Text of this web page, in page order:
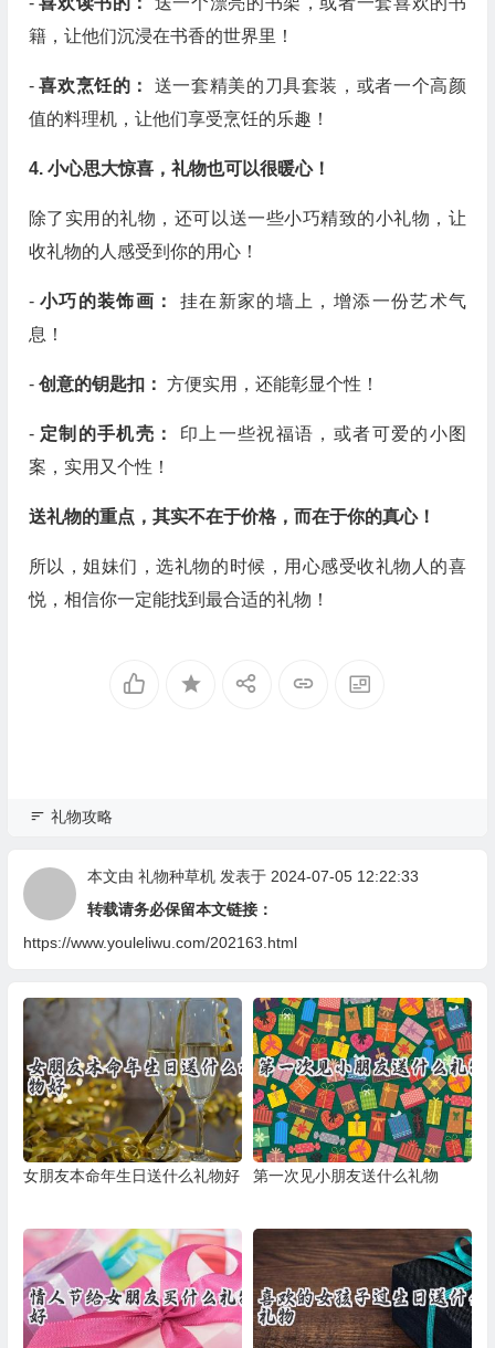
籍，让他们沉浸在书香的世界里！
-喜欢烹饪的： 送一套精美的刀具套装，或者一个高颜
值的料理机，让他们享受烹饪的乐趣！
4. 小心思大惊喜，礼物也可以很暖心！
除了实用的礼物，还可以送一些小巧精致的小礼物，让
收礼物的人感受到你的用心！
- 小巧的装饰画： 挂在新家的墙上，增添一份艺术气
息！
- 创意的钥匙扣： 方便实用，还能彰显个性！
- 定制的手机壳： 印上一些祝福语，或者可爱的小图
案，实用又个性！
送礼物的重点，其实不在于价格，而在于你的真心！
所以，姐妹们，选礼物的时候，用心感受收礼物人的喜
悦，相信你一定能找到最合适的礼物！
礼物攻略
本文由 礼物种草机发表于 2024-07-05 12:22:33
转载请务必保留本文链接：
https://www.youleliwu.com/202163.html
女朋友本命年生日送什么礼物好 第一次见小朋友送什么礼物